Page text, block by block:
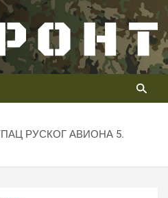
РУСКОГ АВИОНА 5.